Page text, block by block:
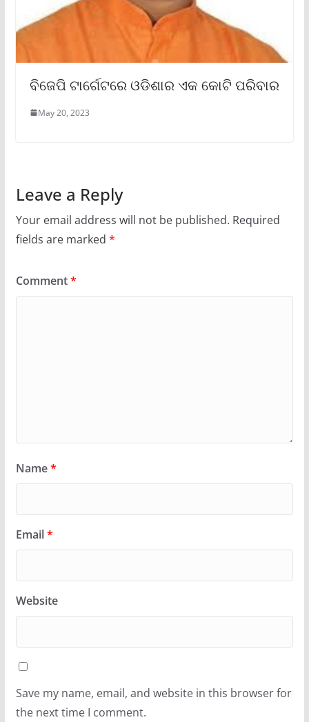
ବିଜେପି ଟାର୍ଗେଟରେ ଓଡିଶାର ଏକ କୋଟି ପରିବାର
May 20, 2023
Leave a Reply
Your email address will not be published. Required
fields are marked *
Comment*
Name*
Email*
Website
Save my name, email, and website in this browser for
the next time I comment.